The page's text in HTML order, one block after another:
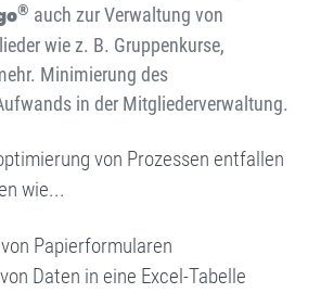
® auch zur Verwaltung von
wie z. B. Gruppenkurse,
Minimierung des
in der Mitgliederverwaltung.
von Prozessen entfallen
wie...
Papierformularen
Daten in eine Excel-Tabelle